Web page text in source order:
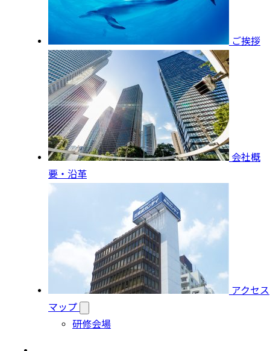
ご挨拶
会社概
要・沿革
アクセス
マップ
研修会場